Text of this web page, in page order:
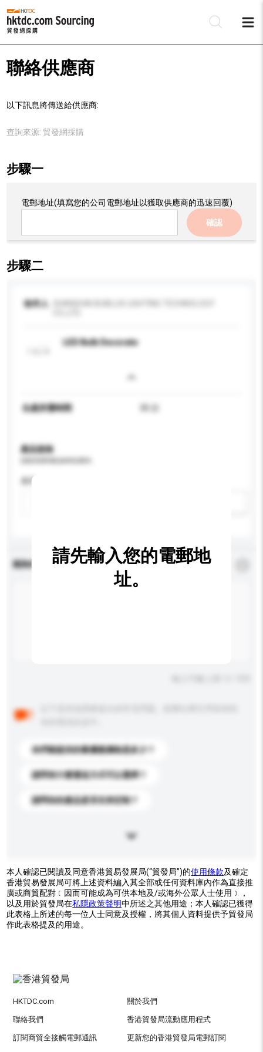
聯絡供應商
以下訊息將傳送給供應商:
查詢來源: 貿發網採購
步驟一
電郵地址(填寫您的公司電郵地址以獲取供應商的迅速回覆)
確認
步驟二
收件人
LED Bulb Decorate
生產所需時間
產品規格
應用
查詢內容 *必須填寫
你們能提供的最優惠價格是多少？
請問有什麼運送方式可以選擇？
請問你的產品是否支持定制？
請先輸入您的電郵地
址。
本人確認已閱讀及同意香港貿易發展局(“貿發局”)的使用條款及確定
香港貿易發展局可將上述資料編入其全部或任何資料庫內作為直接推
廣或商貿配對﹝因而可能成為可供本地及/或海外公眾人士使用﹞，
以及用於貿發局在私隱政策聲明中所述之其他用途；本人確認已獲得
此表格上所述的每一位人士同意及授權，將其個人資料提供予貿發局
作此表格提及的用途。
HKTDC.com 關於我們
聯絡我們 香港貿發局流動應用程式
訂閱商貿全接觸電郵通訊 更新您的香港貿發局電郵訂閱